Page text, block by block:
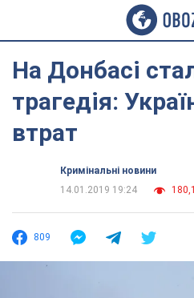
На Донбасі
трагедія:
втрат
Кримінальні новини
14.01.2019 19:24
809